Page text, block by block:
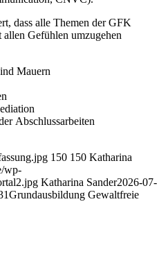
dass alle Themen der GFK
Gefühlen umzugehen
Mauern
Abschlussarbeiten
150 150 Katharina
wp-
Katharina Sander2026-07-
Grundausbildung Gewaltfreie